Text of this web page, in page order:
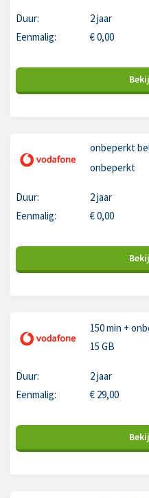
Duur:
2 jaar
Eenmalig:
€0,00
onbeperkt
onbeperkt
Duur:
2 jaar
Eenmalig:
€0,00
150 min +
15 GB
Duur:
2 jaar
Eenmalig:
€ 29,00